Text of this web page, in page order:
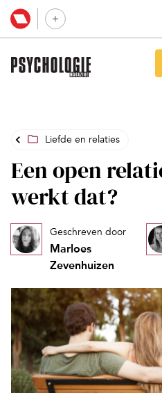
Liefde en relaties
Een open
werkt dat?
Geschreven door
Marloes
Zevenhuizen